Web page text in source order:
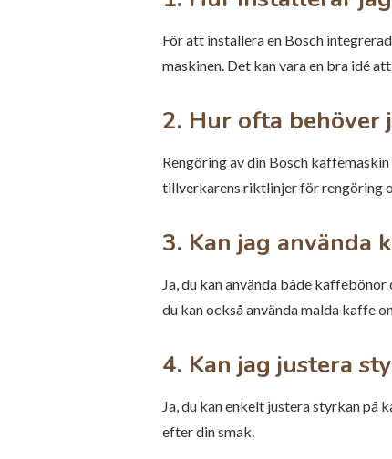
För att installera en Bosch
maskinen. Det kan vara en bra idé
2. Hur ofta behöver
Rengöring av din Bosch
tillverkarens riktlinjer för rengöring
3. Kan jag använda
Ja, du kan använda både
du kan också använda malda kaffe
4. Kan jag justera
Ja, du kan enkelt justera styrkan
efter din smak.